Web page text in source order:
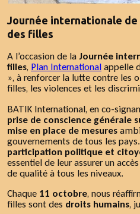
Journée internationale
des filles
A l’occasion de laJournée
filles, Plan Internationalappelle
», à renforcer la lutte contre les
filles, les violences et les
BATIK International, en co-
prise de conscience générale
mise en place de mesures
gouvernements de tous les
participation politique et
essentiel de leur assurer un
de qualité à tous les niveaux.
Chaque 11 octobre, nous
filles sont des droits humains,